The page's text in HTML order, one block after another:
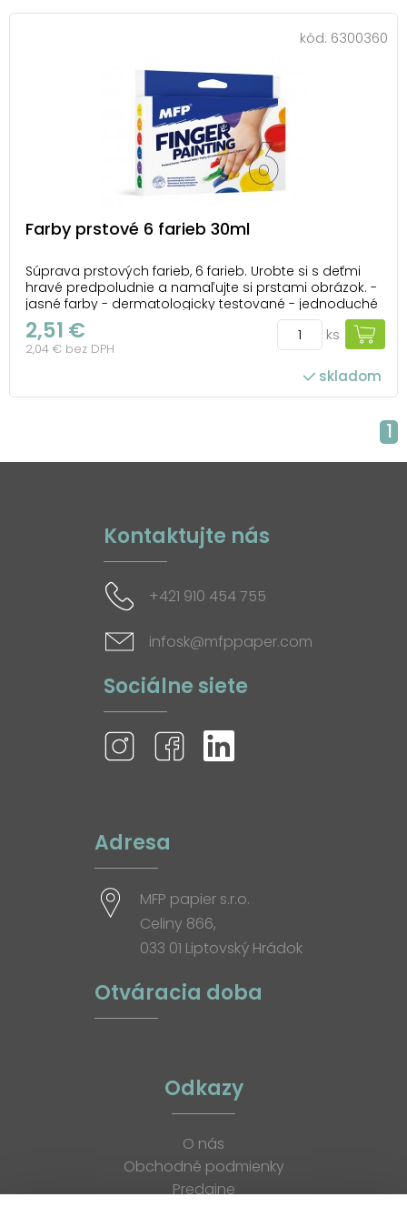
kód: 6300360
Farby prstové 6 farieb 30ml
Súprava prstových farieb, 6 farieb. Urobte si s deťmi
hravé predpoludnie a namaľujte si prstami obrázok. -
jasné farby - dermatologicky testované - jednoduché
použitie - maľovanie prstami alebo štetcom - z
pokožky sa môžu umyť teplou vodou - netoxické
BALENIE OBSAHUJE: - 6 ks prstový...
2,51 €
2,04 € bez DPH
ks
skladom
1
Kontaktujte nás
+421 910 454 755
infosk@mfppaper.com
Sociálne siete
Adresa
MFP papier s.r.o.
Celiny 866,
033 01 Liptovský Hrádok
Otváracia doba
Odkazy
O nás
Obchodné podmienky
Predajne